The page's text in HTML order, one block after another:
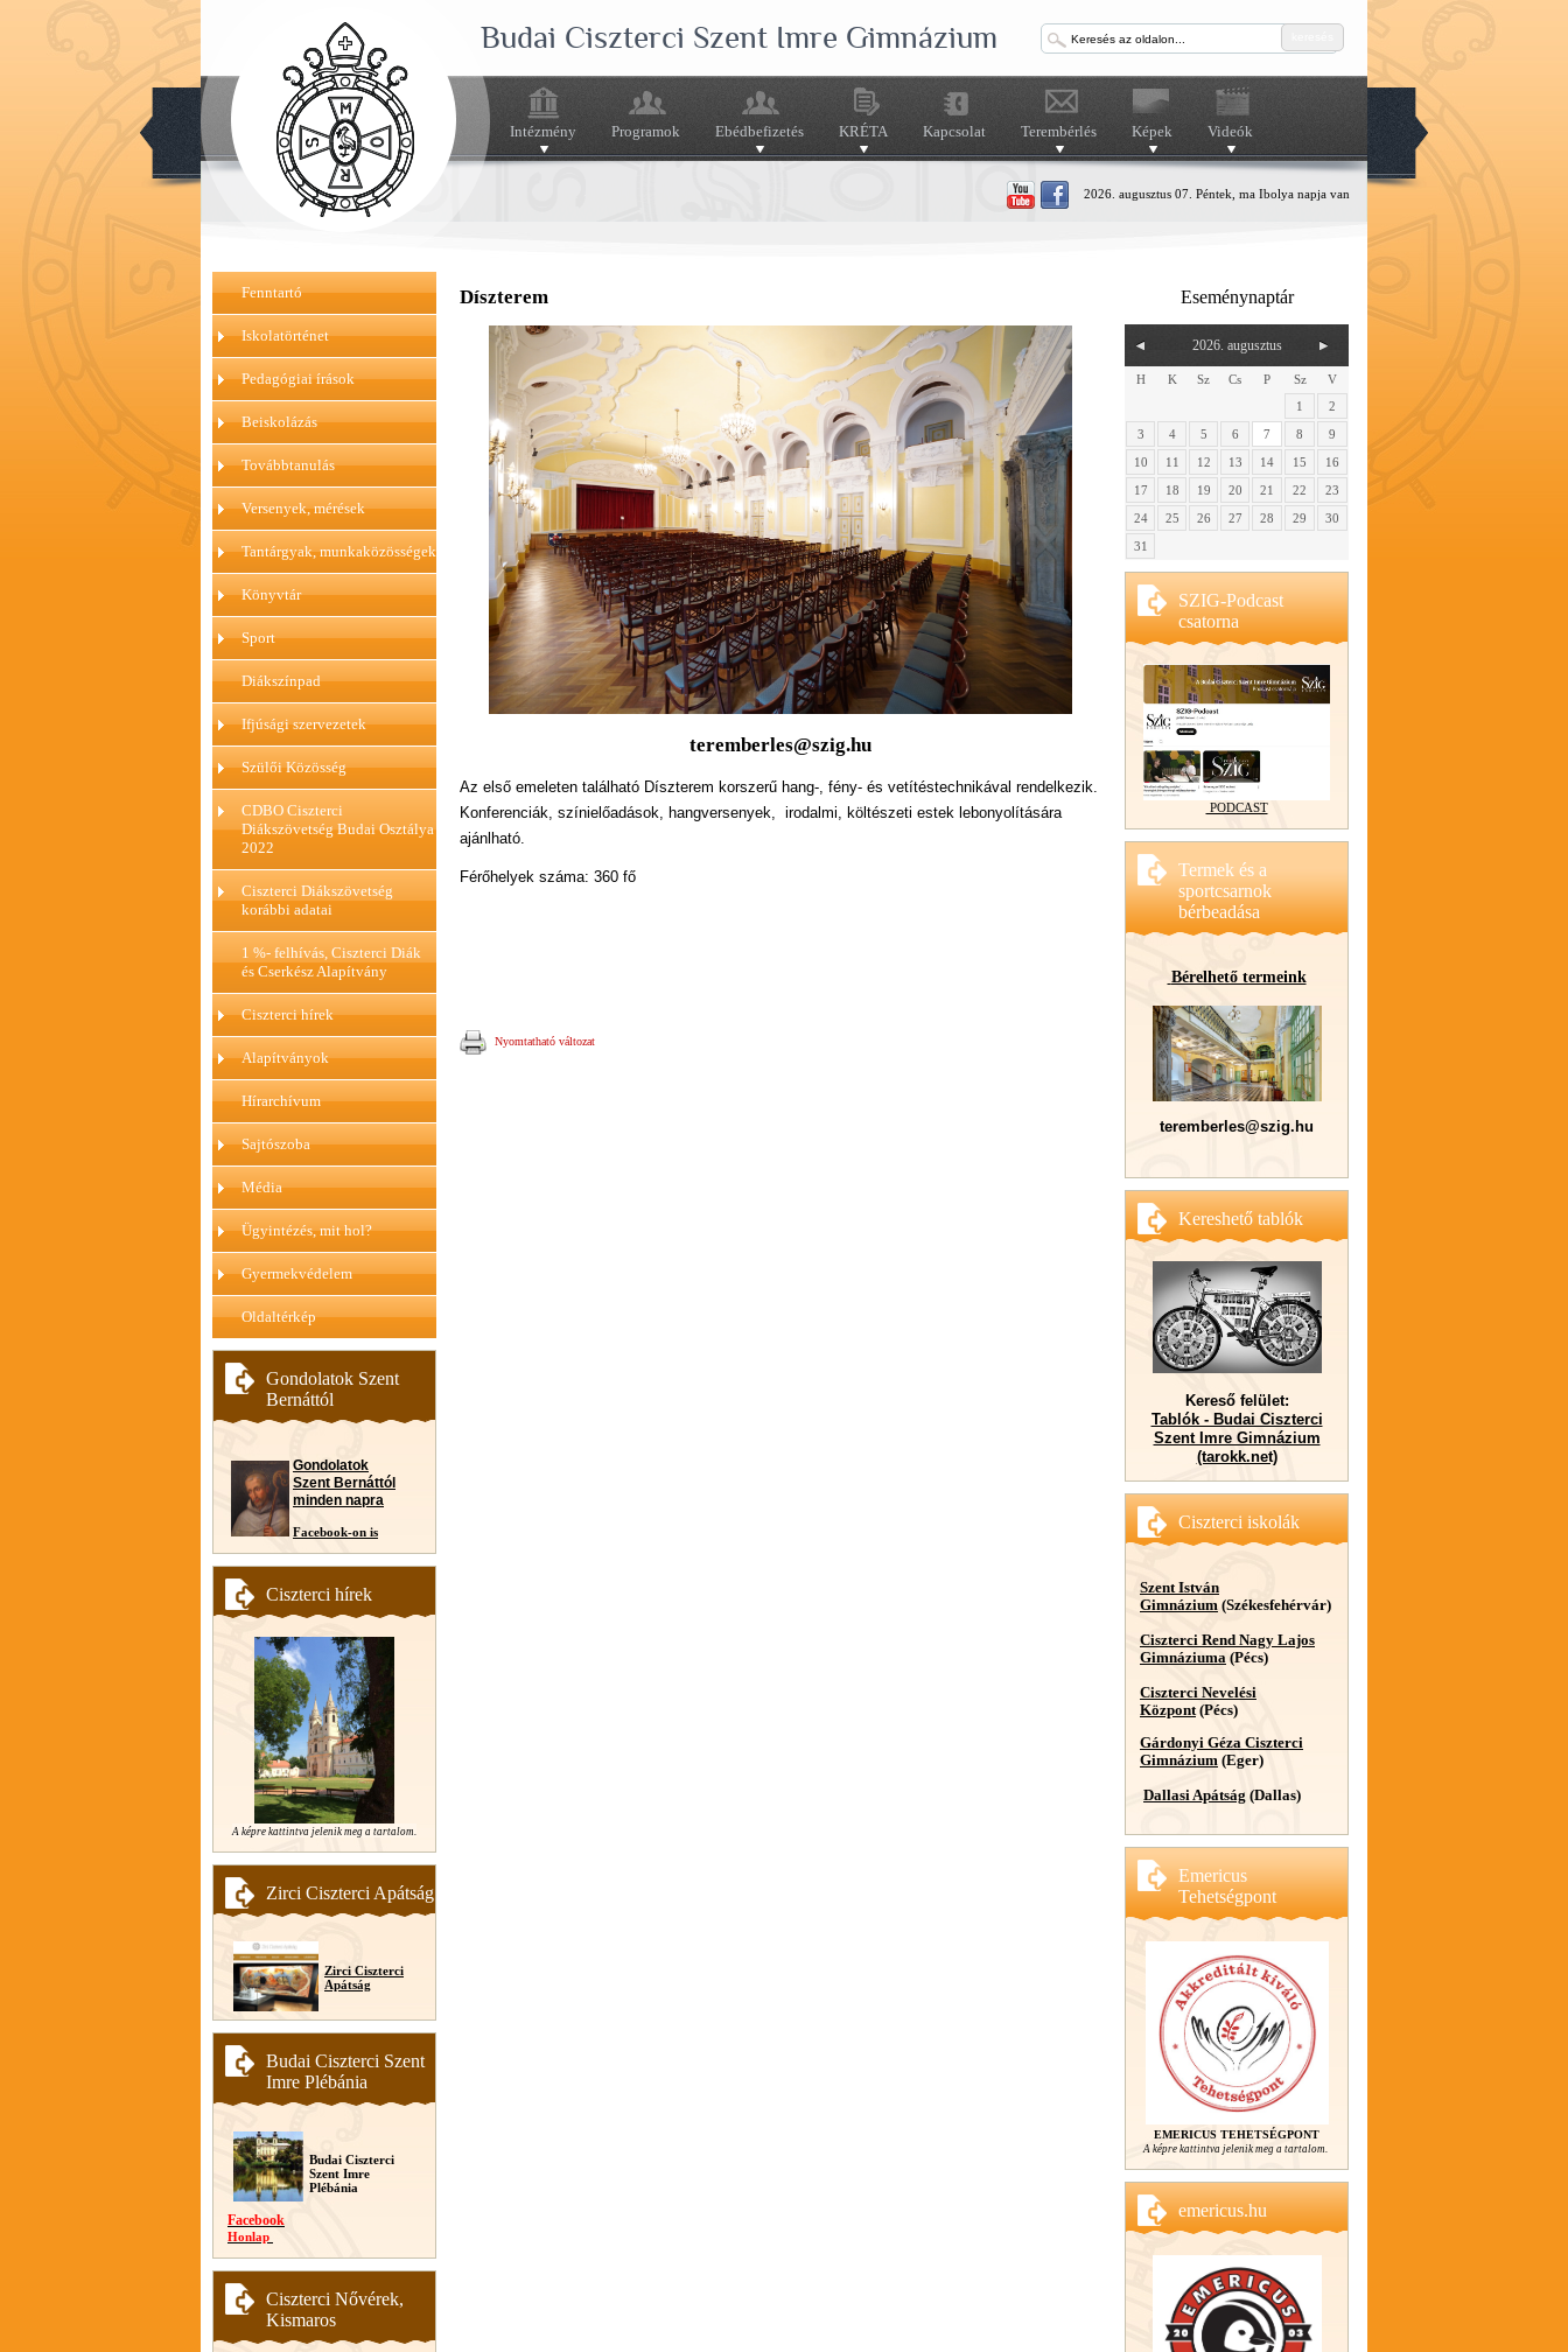
Budai Ciszterci Szent Imre Gimnázium
Intézmény Programok Ebédbefizetés KRÉTA Kapcsolat Terembérlés Képek Videók
2026. augusztus 07. Péntek, ma Ibolya napja van
Fenntartó
Iskolatörténet
Pedagógiai írások
Beiskolázás
Továbbtanulás
Versenyek, mérések
Tantárgyak, munkaközösségek
Könyvtár
Sport
Diákszínpad
Ifjúsági szervezetek
Szülői Közösség
CDBO Ciszterci
Diákszövetség Budai Osztálya
2022
Ciszterci Diákszövetség
korábbi adatai
1 %- felhívás, Ciszterci Diák
és Cserkész Alapítvány
Ciszterci hírek
Alapítványok
Hírarchívum
Sajtószoba
Média
Ügyintézés, mit hol?
Gyermekvédelem
Oldaltérkép
Gondolatok Szent
Bernáttól
Gondolatok
Szent Bernáttól
minden napra
Facebook-on is
Ciszterci hírek
A képre kattintva jelenik meg a tartalom.
Zirci Ciszterci Apátság
Zirci Ciszterci
Apátság
Budai Ciszterci Szent
Imre Plébánia
Budai Ciszterci
Szent Imre
Plébánia
Facebook
Honlap
Ciszterci Nővérek,
Kismaros
Díszterem
teremberles@szig.hu
Az első emeleten található Díszterem korszerű hang-, fény- és vetítéstechnikával rendelkezik.
Konferenciák, színielőadások, hangversenyek, irodalmi, költészeti estek lebonyolítására
ajánlható.
Férőhelyek száma: 360 fő
Nyomtatható változat
Eseménynaptár
2026. augusztus
H K Sz Cs P Sz
V
1
2
3
4 5 6 7 8
9
10
11 12 13 14 15
16
17
18 19 20 21 22
23
24
25 26 27 28 29
30
31
SZIG-Podcast
csatorna
PODCAST
Termek és a
sportcsarnok
bérbeadása
Bérelhető termeink
teremberles@szig.hu
Kereshető tablók
Kereső felület:
Tablók - Budai Ciszterci
Szent Imre Gimnázium
(tarokk.net)
Ciszterci iskolák
Szent István
Gimnázium (Székesfehérvár)
Ciszterci Rend Nagy Lajos
Gimnáziuma (Pécs)
Ciszterci Nevelési
Központ(Pécs)
Gárdonyi Géza Ciszterci
Gimnázium (Eger)
Dallasi Apátság (Dallas)
Emericus
Tehetségpont
EMERICUS TEHETSÉGPONT
A képre kattintva jelenik meg a tartalom.
emericus.hu